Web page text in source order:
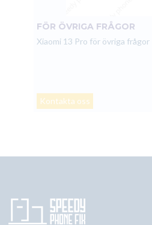
FÖR ÖVRIGA FRÅGOR
Xiaomi 13 Pro för övriga frågor
Kontakta oss